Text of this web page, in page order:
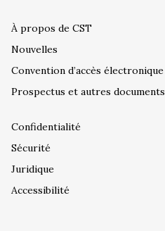
À propos de CST
Nouvelles
Convention d’accès électronique
Prospectus et autres documents
Confidentialité
Sécurité
Juridique
Accessibilité